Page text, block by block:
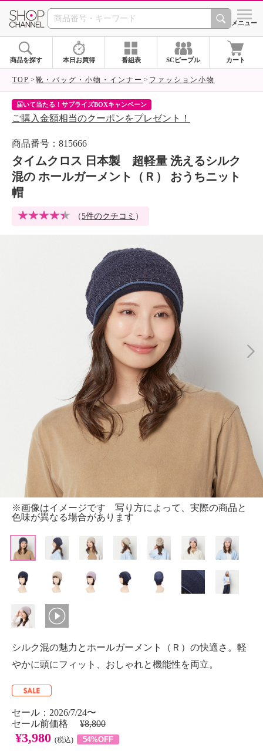
SHOP CHANNEL シメニュー
商品を探す 本日お買得 番組表 SCピープル カート
TOP 靴・バッグ・小物・インナー ファッション小物
届いて当たる！サプライズBOXキャンペーン
ご購入金額相当のクーポンをプレゼント！
商品番号：815666
タイムクロス 日本製 超軽量 洗えるシルク
混の ホールガーメント（Ｒ） おうちニット
帽
（5件のクチコミ ）
※画像はイメージです 写り方によって、実際の商品と
色味が異なる場合があります
シルク混の魅力とホールガーメント（Ｒ）の快適さ。軽
やかに頭にフィット、おしゃれと機能性を両立。
セール：2026/7/24〜
セール前価格 ¥8,800
¥3,980 (税込) 54%OFF